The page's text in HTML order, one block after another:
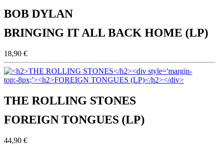
BOB DYLAN
BRINGING IT ALL BACK HOME (LP)
18,90 €
THE ROLLING STONES
FOREIGN TONGUES (LP)
44,90 €